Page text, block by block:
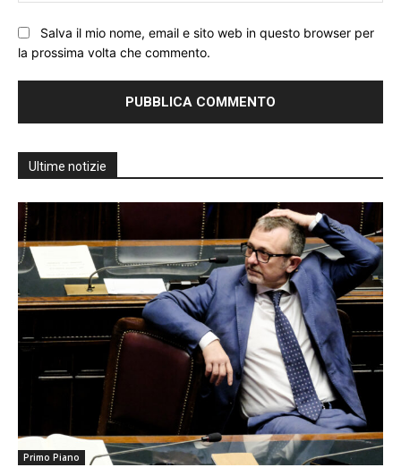
Salva il mio nome, email e sito web in questo browser per
la prossima volta che commento.
Ultime notizie
Primo Piano